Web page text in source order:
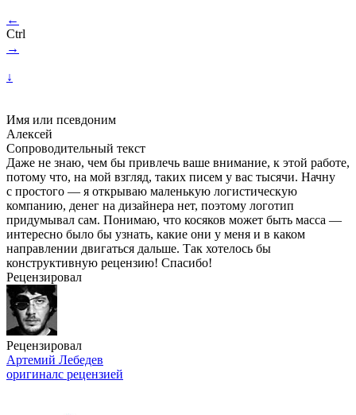
←
Ctrl
→
↓
Имя или псевдоним
Алексей
Сопроводительный текст
Даже не знаю, чем бы привлечь ваше внимание, к этой работе,
потому что, на мой взгляд, таких писем у вас тысячи. Начну
с простого — я открываю маленькую логистическую
компанию, денег на дизайнера нет, поэтому логотип
придумывал сам. Понимаю, что косяков может быть масса —
интересно было бы узнать, какие они у меня и в каком
направлении двигаться дальше. Так хотелось бы
конструктивную рецензию! Спасибо!
Рецензировал
Рецензировал
Артемий Лебедев
оригиналс рецензией